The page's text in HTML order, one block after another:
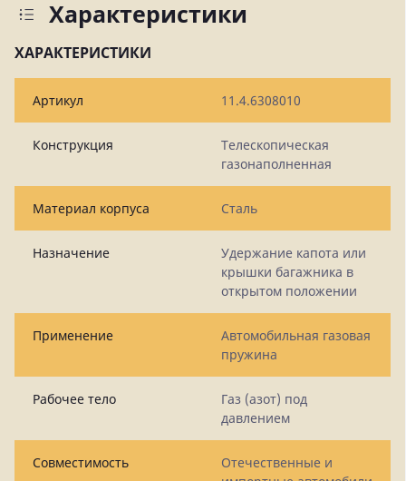
Характеристики
ХАРАКТЕРИСТИКИ
Артикул 11.4.6308010
Конструкция
Телескопическая
газонаполненная
Материал корпуса Сталь
Назначение
Удержание капота или
крышки багажника в
открытом положении
Применение
Автомобильная газовая
пружина
Рабочее тело
Газ (азот) под
давлением
Совместимость
Отечественные и